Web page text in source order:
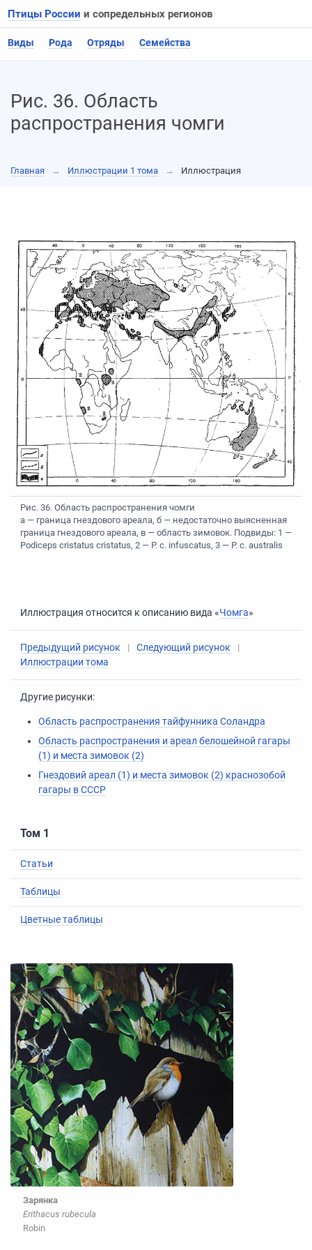
Птицы России и сопредельных регионов
Виды Рода Отряды Семейства
Рис. 36. Область
распространения чомги
Главная → Иллюстрации 1 тома → Иллюстрация
Рис. 36. Область распространения чомги
а — граница гнездового ареала, б — недостаточно выясненная
граница гнездового ареала, в — область зимовок. Подвиды: 1 —
Podiceps cristatus cristatus, 2 — P. с. infuscatus, 3 — P. с. australis
Иллюстрация относится к описанию вида «Чомга»
Предыдущий рисунок | Следующий рисунок
|
Иллюстрации тома
Другие рисунки:
Область распространения тайфунника Соландра
Область распространения и ареал белошейной гагары
(1) и места зимовок (2)
Гнездовий ареал (1) и места зимовок (2) краснозобой
гагары в СССР
Том 1
Статьи
Таблицы
Цветные таблицы
Зарянка
Erithacus rubecula
Robin